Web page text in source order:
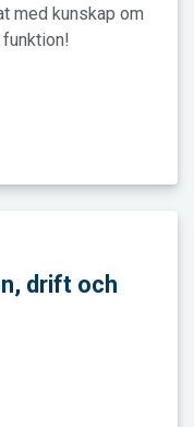
med kunskap om
drift och